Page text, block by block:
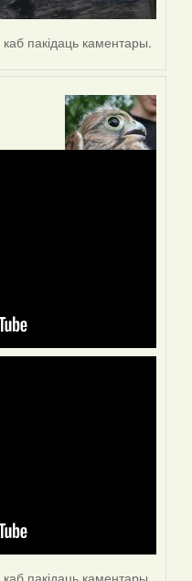
каб пакідаць каментары.